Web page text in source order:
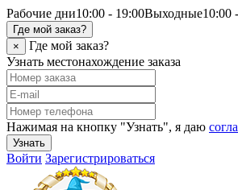
Рабочие дни10:00 - 19:00Выходные10:00
Где мой заказ?
×
Где мой заказ?
Узнать местонахождение заказа
Нажимая на кнопку "Узнать", я даю
Узнать
Войти Зарегистрироваться